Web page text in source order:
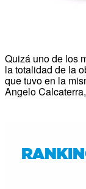
Quizá uno de los
la totalidad de la
que tuvo en la
Angelo